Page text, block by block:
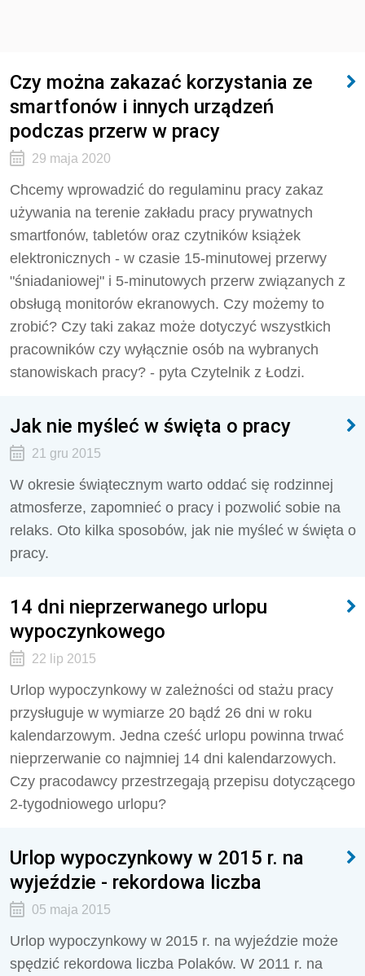
Czy można zakazać korzystania ze
smartfonów i innych urządzeń
podczas przerw w pracy
29 maja 2020
Chcemy wprowadzić do regulaminu pracy zakaz
używania na terenie zakładu pracy prywatnych
smartfonów, tabletów oraz czytników książek
elektronicznych - w czasie 15-minutowej przerwy
"śniadaniowej" i 5-minutowych przerw związanych z
obsługą monitorów ekranowych. Czy możemy to
zrobić? Czy taki zakaz może dotyczyć wszystkich
pracowników czy wyłącznie osób na wybranych
stanowiskach pracy? - pyta Czytelnik z Łodzi.
Jak nie myśleć w święta o pracy
21 gru 2015
W okresie świątecznym warto oddać się rodzinnej
atmosferze, zapomnieć o pracy i pozwolić sobie na
relaks. Oto kilka sposobów, jak nie myśleć w święta o
pracy.
14 dni nieprzerwanego urlopu
wypoczynkowego
22 lip 2015
Urlop wypoczynkowy w zależności od stażu pracy
przysługuje w wymiarze 20 bądź 26 dni w roku
kalendarzowym. Jedna cześć urlopu powinna trwać
nieprzerwanie co najmniej 14 dni kalendarzowych.
Czy pracodawcy przestrzegają przepisu dotyczącego
2-tygodniowego urlopu?
Urlop wypoczynkowy w 2015 r. na
wyjeździe - rekordowa liczba
05 maja 2015
Urlop wypoczynkowy w 2015 r. na wyjeździe może
spędzić rekordowa liczba Polaków. W 2011 r. na